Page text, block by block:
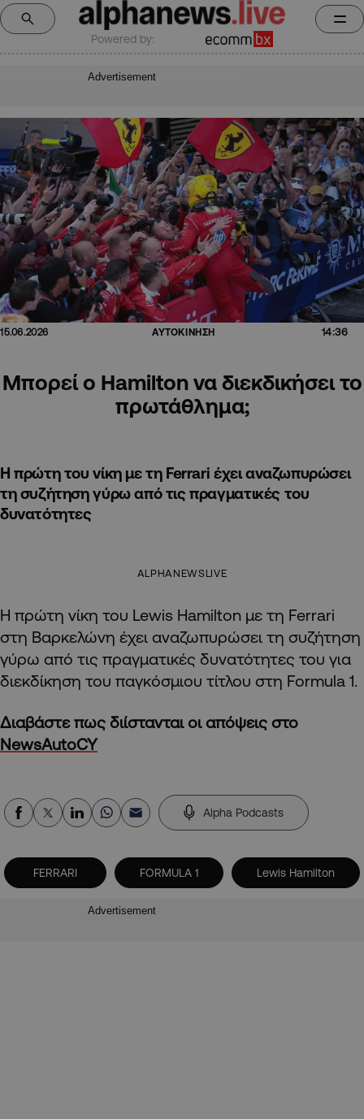
Powered by:
Advertisement
15.06.2026 ΑΥΤΟΚΙΝΗΣΗ 14:36
Μπορεί ο Hamilton να διεκδικήσει το
πρωτάθλημα;
Η πρώτη του νίκη με τη Ferrari έχει αναζωπυρώσει
τη συζήτηση γύρω από τις πραγματικές του
δυνατότητες
ALPHANEWSLIVE
Η πρώτη νίκη του Lewis Hamilton με τη Ferrari
στη Βαρκελώνη έχει αναζωπυρώσει τη συζήτηση
γύρω από τις πραγματικές δυνατότητες του για
διεκδίκηση του παγκόσμιου τίτλου στη Formula 1.
Διαβάστε πως διίστανται οι απόψεις στο
NewsAutoCY
Alpha Podcasts
FERRARI FORMULA 1 Lewis Hamilton
Advertisement